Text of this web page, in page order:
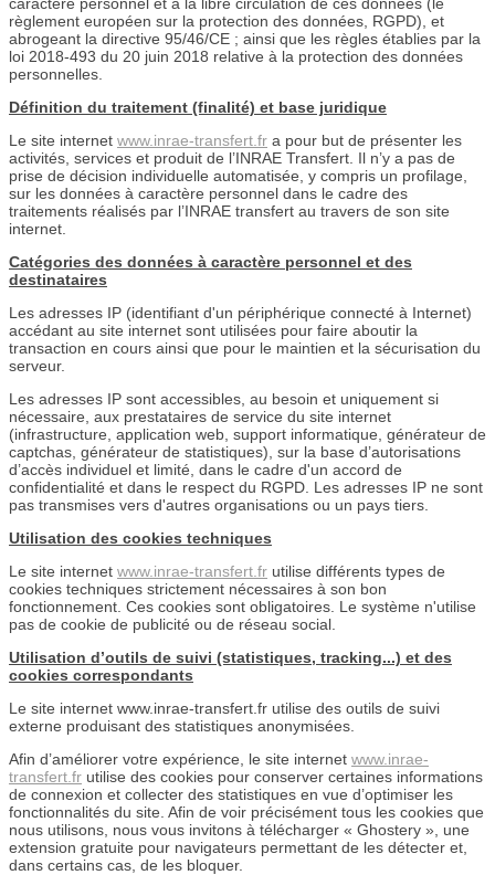
règlement européen sur la protection des données, RGPD), et
abrogeant la directive 95/46/CE ; ainsi que les règles établies par la
loi 2018-493 du 20 juin 2018 relative à la protection des données
personnelles.
Définition du traitement (finalité) et base juridique
Le site internet www.inrae-transfert.fr a pour but de présenter les
activités, services et produit de l’INRAE Transfert. Il n’y a pas de
prise de décision individuelle automatisée, y compris un profilage,
sur les données à caractère personnel dans le cadre des
traitements réalisés par l’INRAE transfert au travers de son site
internet.
Catégories des données à caractère personnel et des
destinataires
Les adresses IP (identifiant d'un périphérique connecté à Internet)
accédant au site internet sont utilisées pour faire aboutir la
transaction en cours ainsi que pour le maintien et la sécurisation du
serveur.
Les adresses IP sont accessibles, au besoin et uniquement si
nécessaire, aux prestataires de service du site internet
(infrastructure, application web, support informatique, générateur de
captchas, générateur de statistiques), sur la base d’autorisations
d’accès individuel et limité, dans le cadre d'un accord de
confidentialité et dans le respect du RGPD. Les adresses IP ne sont
pas transmises vers d'autres organisations ou un pays tiers.
Utilisation des cookies techniques
Le site internet www.inrae-transfert.fr utilise différents types de
cookies techniques strictement nécessaires à son bon
fonctionnement. Ces cookies sont obligatoires. Le système n'utilise
pas de cookie de publicité ou de réseau social.
Utilisation d’outils de suivi (statistiques, tracking...) et des
cookies correspondants
Le site internet www.inrae-transfert.fr utilise des outils de suivi
externe produisant des statistiques anonymisées.
Afin d’améliorer votre expérience, le site internet www.inrae-
transfert.fr utilise des cookies pour conserver certaines informations
de connexion et collecter des statistiques en vue d’optimiser les
fonctionnalités du site. Afin de voir précisément tous les cookies que
nous utilisons, nous vous invitons à télécharger « Ghostery », une
extension gratuite pour navigateurs permettant de les détecter et,
dans certains cas, de les bloquer.